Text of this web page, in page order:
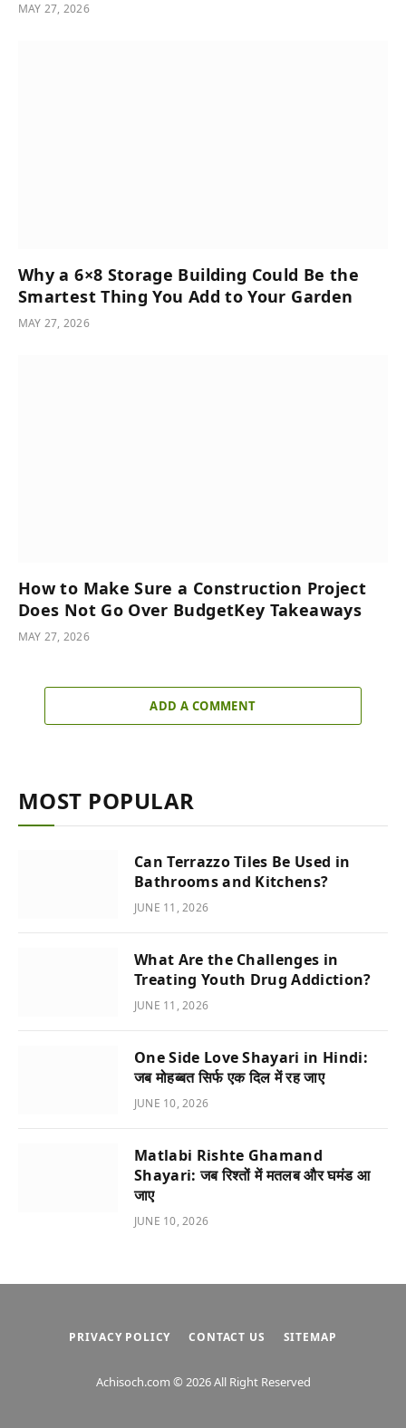
MAY 27, 2026
Why a 6×8 Storage Building Could Be the
Smartest Thing You Add to Your Garden
MAY 27, 2026
How to Make Sure a Construction Project
Does Not Go Over BudgetKey Takeaways
MAY 27, 2026
ADD A COMMENT
MOST POPULAR
Can Terrazzo Tiles Be Used in
Bathrooms and Kitchens?
JUNE 11, 2026
What Are the Challenges in
Treating Youth Drug Addiction?
JUNE 11, 2026
One Side Love Shayari in Hindi:
जब मोहब्बत सिर्फ एक दिल में रह जाए
JUNE 10, 2026
Matlabi Rishte Ghamand
Shayari: जब रिश्तों में मतलब और घमंड आ
जाए
JUNE 10, 2026
PRIVACY POLICY CONTACT US SITEMAP
Achisoch.com © 2026 All Right Reserved